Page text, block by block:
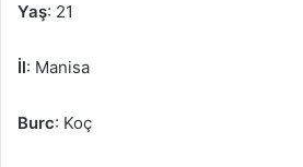
Yaş: 21
İl: Manisa
Burc: Koç